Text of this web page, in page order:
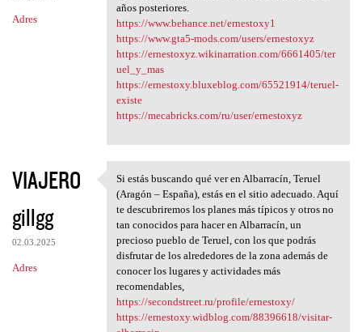
Adres
años posteriores.
https://www.behance.net/ernestoxy1
https://www.gta5-mods.com/users/ernestoxyz
https://ernestoxyz.wikinarration.com/6661405/ter
uel_y_mas
https://ernestoxy.bluxeblog.com/65521914/teruel-
existe
https://mecabricks.com/ru/user/ernestoxyz
VIAJERO
gillgg
02.03.2025
Adres
Si estás buscando qué ver en
Si estás buscando qué ver en Albarracín, Teruel
(Aragón – España), estás en el sitio adecuado. Aquí
te descubriremos los planes más típicos y otros no
tan conocidos para hacer en Albarracín, un
precioso pueblo de Teruel, con los que podrás
disfrutar de los alrededores de la zona además de
conocer los lugares y actividades más
recomendables,
https://secondstreet.ru/profile/ernestoxy/
https://ernestoxy.widblog.com/88396618/visitar-